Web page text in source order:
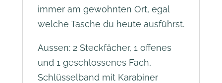
immer am gewohnten Ort, egal
welche Tasche du heute ausführst.
Aussen: 2 Steckfächer, 1 offenes
und 1 geschlossenes Fach,
Schlüsselband mit Karabiner